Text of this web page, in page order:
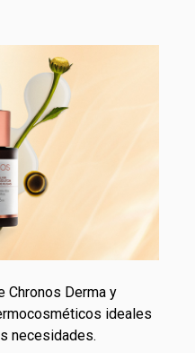
Chronos Derma y
ideales
necesidades.